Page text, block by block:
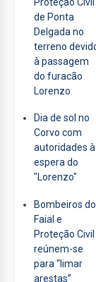
de Ponta
Delgada no
terreno
à passagem
do furacão
Lorenzo
Dia de sol no
Corvo com
autoridades à
espera do
"Lorenzo"
Bombeiros do
Faial e
Proteção Civil
reúnem-se
para “limar
arestas”